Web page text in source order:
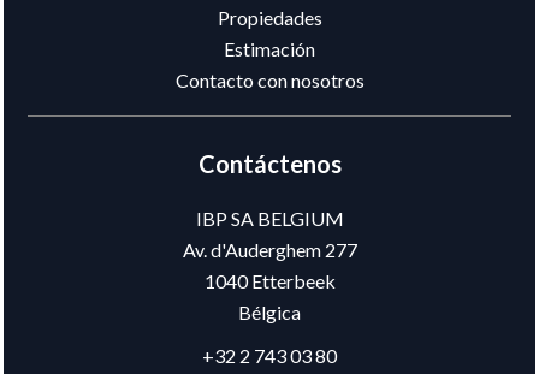
Propiedades
Estimación
Contacto con nosotros
Contáctenos
IBP SA BELGIUM
Av. d'Auderghem 277
1040Etterbeek
Bélgica
+32 2 743 03 80